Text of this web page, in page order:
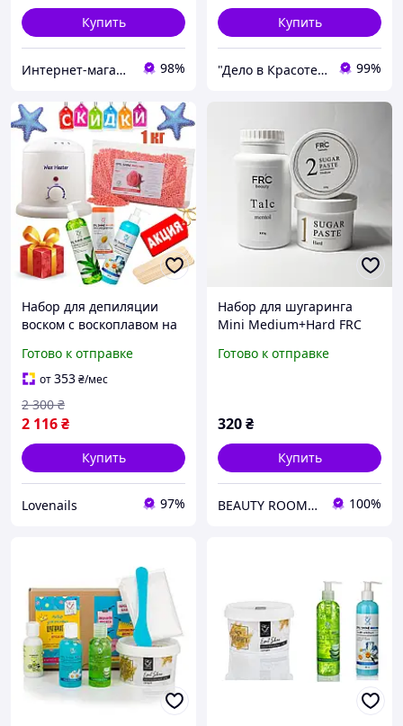
Купить
Интернет-магазин "Style Woman" 98%
Купить
"Дело в Красоте" - магазин косметики по уходу за телом лицом, волосами. Аппараты. 99%
Набор для депиляции
воском с воскоплавом на
Готово к отправке
от353₴/мес
2 116₴
2 300 ₴
Купить
Lovenails 97%
Набор для шугаринга
Mini Medium+Hard FRC
Готово к отправке
320₴
Купить
BEAUTY ROOM KR 100%